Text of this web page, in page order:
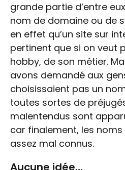
grande partie d’entre
nom de domaine ou de
en effet qu’un site sur
pertinent que si on veut
hobby, de son métier.
avons demandé aux
choisissaient pas un
toutes sortes de
malentendus sont
car finalement, les
assez mal connus.
Aucune idée…